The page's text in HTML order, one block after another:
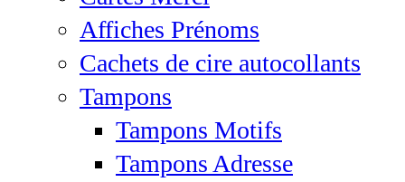
Affiches Prénoms
Cachets de cire autocollants
Tampons
Tampons Motifs
Tampons Adresse